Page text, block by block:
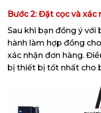
Bước 2: Đặt cọc và xác
Sau khi bạn đồng ý với
hành làm hợp đồng
xác nhận đơn hàng.
bị thiết bị tốt nhất cho